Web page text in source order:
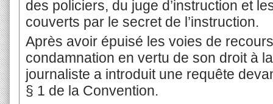
des policiers, du juge d’instruction et
couverts par le secret de l’instruction.
Après avoir épuisé les voies de
condamnation en vertu de son droit à
journaliste a introduit une requête
§ 1 de la Convention.